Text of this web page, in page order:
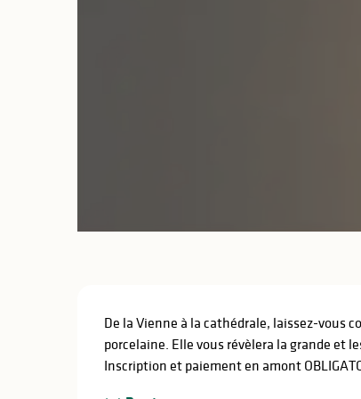
Description
De la Vienne à la cathédrale, laissez-vous
porcelaine. Elle vous révèlera la grande et
Inscription et paiement en amont